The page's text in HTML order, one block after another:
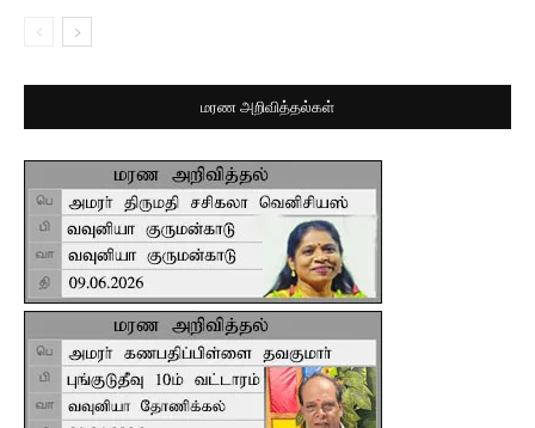
மரண அறிவித்தல்கள்